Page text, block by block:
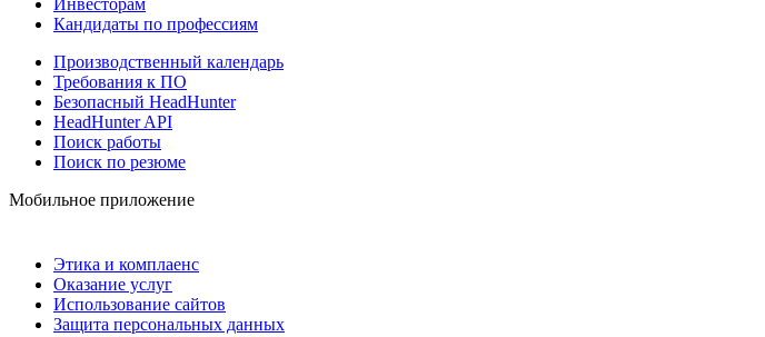
Кандидаты по профессиям
Производственный календарь
Требования к ПО
Безопасный HeadHunter
HeadHunter API
Поиск работы
Поиск по резюме
Мобильное приложение
Этика и комплаенс
Оказание услуг
Использование сайтов
Защита персональных данных